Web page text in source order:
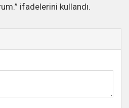
ifadelerini kullandı.